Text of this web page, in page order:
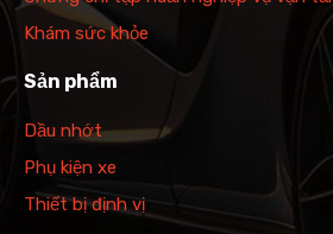
Khám sức khỏe
Sản phẩm
Dầu nhớt
Phụ kiện xe
Thiết bị định vị